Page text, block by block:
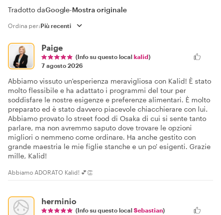
Tradotto daGoogle-Mostra originale
Ordina per:
Paige
(Info su questo local kalid)
7 agosto 2026
Abbiamo vissuto un'esperienza meravigliosa con Kalid! È stato
molto flessibile e ha adattato i programmi del tour per
soddisfare le nostre esigenze e preferenze alimentari. È molto
preparato ed è stato davvero piacevole chiacchierare con lui.
Abbiamo provato lo street food di Osaka di cui si sente tanto
parlare, ma non avremmo saputo dove trovare le opzioni
migliori o nemmeno come ordinare. Ha anche gestito con
grande maestria le mie figlie stanche e un po' esigenti. Grazie
mille, Kalid!
Abbiamo ADORATO Kalid! 💕👏
herminio
(Info su questo local Sebastian)